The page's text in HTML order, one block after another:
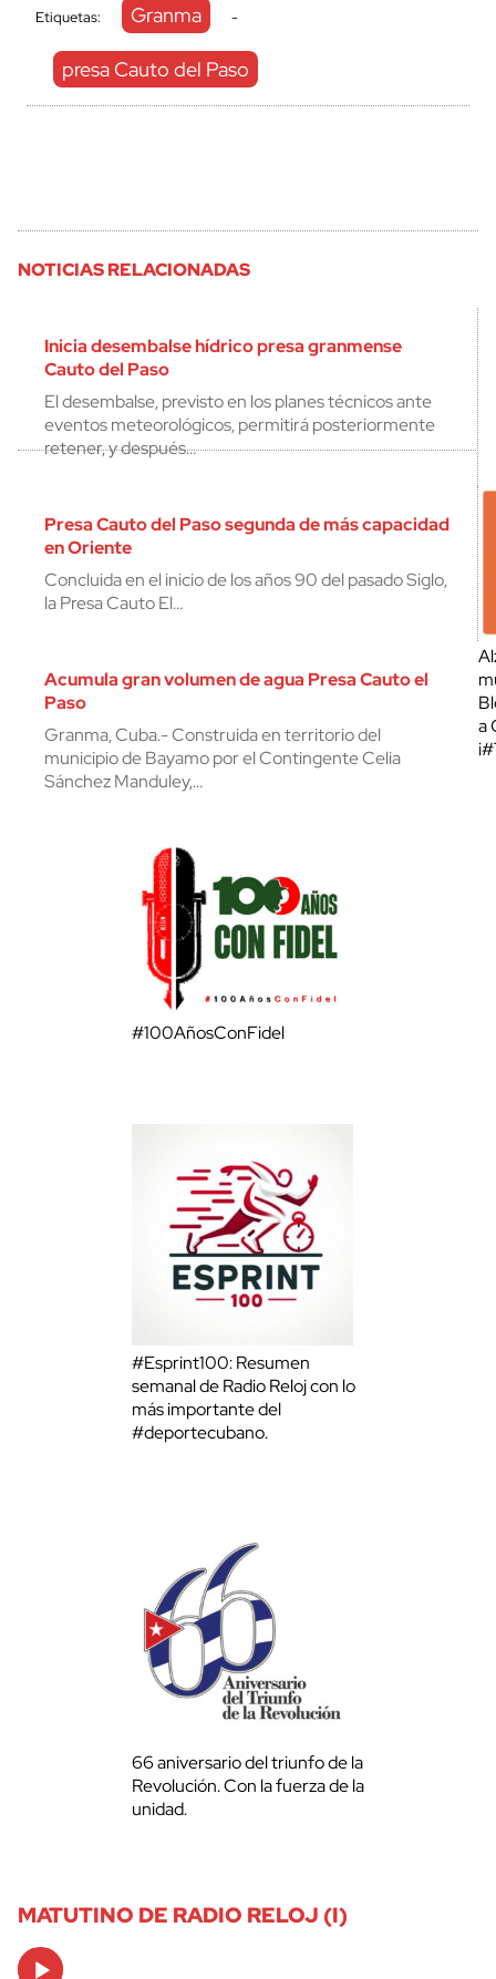
Etiquetas: Granma -
presa Cauto del Paso
NOTICIAS RELACIONADAS
Inicia desembalse hídrico presa granmense
Cauto del Paso
El desembalse, previsto en los planes técnicos ante
eventos meteorológicos, permitirá posteriormente
retener, y después…
Presa Cauto del Paso segunda de más capacidad
en Oriente
Concluida en el inicio de los años 90 del pasado Siglo,
la Presa Cauto El…
Acumula gran volumen de agua Presa Cauto el
Paso
Granma, Cuba.- Construida en territorio del
municipio de Bayamo por el Contingente Celia
Sánchez Manduley,…
a
#100AñosConFidel
#Esprint100: Resumen
semanal de Radio Reloj con lo
más importante del
#deportecubano.
66 aniversario del triunfo de la
Revolución. Con la fuerza de la
unidad.
MATUTINO DE RADIO RELOJ (I)
Audio